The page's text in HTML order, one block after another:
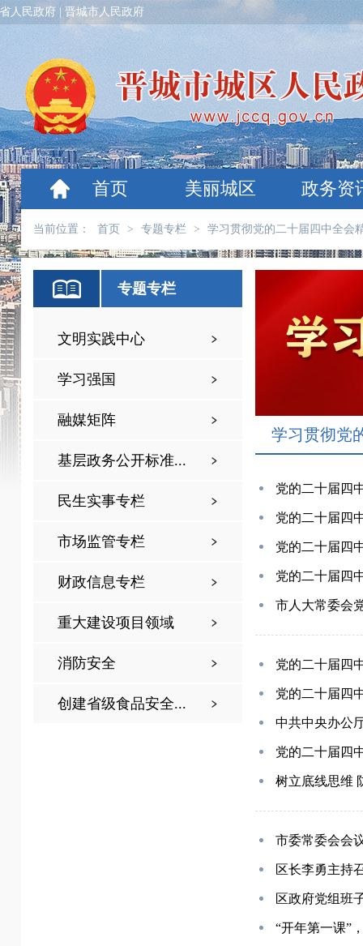
人民政府 晋城市人民政府
首页 美丽城区 政务资
当前位置： 首页 > 专题专栏 > 学习贯彻党的二十届四中全会
专题专栏
文明实践中心
学习强国
融媒矩阵
基层政务公开标准...
民生实事专栏
市场监管专栏
财政信息专栏
重大建设项目领域
消防安全
创建省级食品安全...
学习贯彻党
党的二十届四
党的二十届四
党的二十届四
党的二十届四
市人大常委会
党的二十届四
党的二十届四
中共中央办公
党的二十届四
树立底线思维
市委常委会会
区长李勇主持
区政府党组班
“开年第一课”